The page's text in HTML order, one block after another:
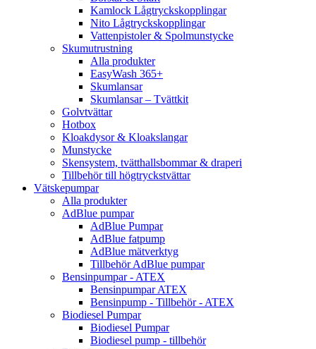
Kamlock Lågtryckskopplingar
Nito Lågtryckskopplingar
Vattenpistoler & Spolmunstycke
Skumutrustning
Alla produkter
EasyWash 365+
Skumlansar
Skumlansar – Tvättkit
Golvtvättar
Hotbox
Kloakdysor & Kloakslangar
Munstycke
Skensystem, tvätthallsbommar & draperi
Tillbehör till högtryckstvättar
Vätskepumpar
Alla produkter
AdBlue pumpar
AdBlue Pumpar
AdBlue fatpump
AdBlue mätverktyg
Tillbehör AdBlue pumpar
Bensinpumpar - ATEX
Bensinpumpar ATEX
Bensinpump - Tillbehör - ATEX
Biodiesel Pumpar
Biodiesel Pumpar
Biodiesel pump - tillbehör